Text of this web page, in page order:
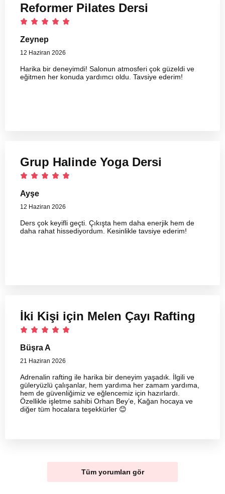
Reformer Pilates Dersi
Zeynep
12 Haziran 2026
Harika bir deneyimdi! Salonun atmosferi çok güzeldi ve
eğitmen her konuda yardımcı oldu. Tavsiye ederim!
Grup Halinde Yoga Dersi
Ayşe
12 Haziran 2026
Ders çok keyifli geçti. Çıkışta hem daha enerjik hem de
daha rahat hissediyordum. Kesinlikle tavsiye ederim!
İki Kişi için Melen Çayı Rafting
Büşra A
21 Haziran 2026
Adrenalin rafting ile harika bir deneyim yaşadık. İlgili ve
güleryüzlü çalışanlar, hem yardıma her zamam yardıma,
hem de güvenliğimiz ve eğlencemiz için hazırlardı.
Özellikle işletme sahibi Orhan Bey’e, Kağan hocaya ve
diğer tüm hocalara teşekkürler 😊
Tüm yorumları gör